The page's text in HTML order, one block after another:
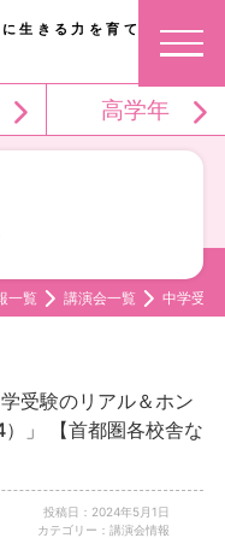
生きる力を育てる。
高学年
一覧 講演会一覧 中学受験
受験のリアル＆ホン
」 【首都圏各校舎な
投稿日：2024年5月1日
カテゴリー：講演会情報